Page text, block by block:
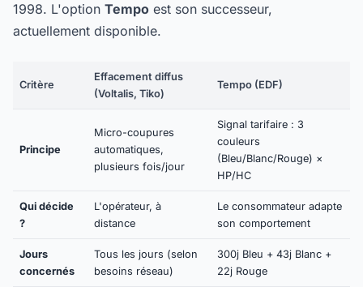
1998. L'option Tempo est son successeur,
actuellement disponible.
Critère
Effacement diffus
(Voltalis, Tiko)
Tempo (EDF)
Principe
Micro-coupures
automatiques,
plusieurs fois/jour
Signal tarifaire : 3
couleurs
(Bleu/Blanc/Rouge) ×
HP/HC
Qui décide
?
L'opérateur, à
distance
Le consommateur adapte
son comportement
Jours
concernés
Tous les jours (selon
besoins réseau)
300j Bleu + 43j Blanc +
22j Rouge